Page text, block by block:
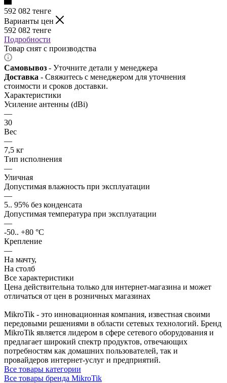
592 082 тенге
Варианты цен
592 082 тенге
Подробности
Товар снят с производства
Самовывоз - Уточните детали у менеджера
Доставка - Свяжитесь с менеджером для уточнения
стоимости и сроков доставки.
Характеристики
Усиление антенны (dBi)
—
30
Вес
—
7,5 кг
Тип исполнения
—
Уличная
Допустимая влажность при эксплуатации
—
5.. 95% без конденсата
Допустимая температура при эксплуатации
—
-50.. +80 °C
Крепление
—
На мачту,
На столб
Все характеристики
Цена действительна только для интернет-магазина и может
отличаться от цен в розничных магазинах
MikroTik - это инновационная компания, известная своими
передовыми решениями в области сетевых технологий. Бренд
MikroTik является лидером в сфере сетевого оборудования и
предлагает широкий спектр продуктов, отвечающих
потребностям как домашних пользователей, так и
провайдеров интернет-услуг и предприятий.
Все товары категории
Все товары бренда MikroTik